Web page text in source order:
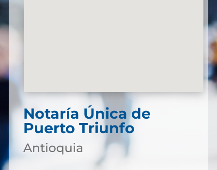
Notaría Única de
Puerto Triunfo
Antioquia